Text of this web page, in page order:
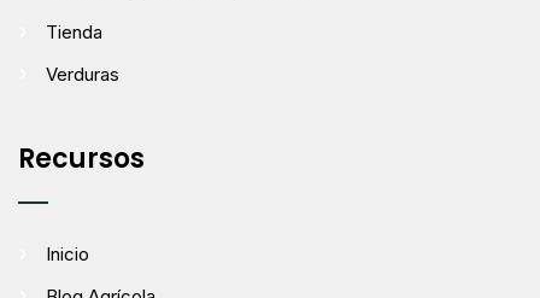
Tienda
Verduras
Recursos
Inicio